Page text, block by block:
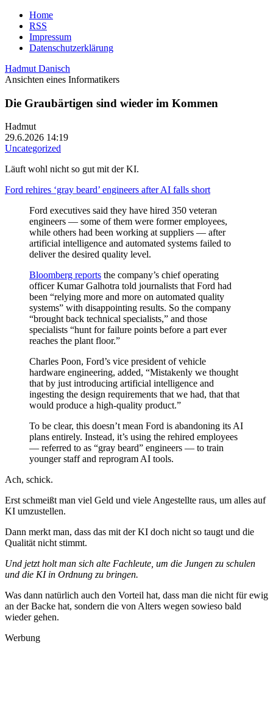
Home
RSS
Impressum
Datenschutzerklärung
Hadmut Danisch
Ansichten eines Informatikers
Die Graubärtigen sind wieder im Kommen
Hadmut
29.6.2026 14:19
Uncategorized
Läuft wohl nicht so gut mit der KI.
Ford rehires ‘gray beard’ engineers after AI falls short
Ford executives said they have hired 350 veteran
engineers — some of them were former employees,
while others had been working at suppliers — after
artificial intelligence and automated systems failed to
deliver the desired quality level.
Bloomberg reports the company’s chief operating
officer Kumar Galhotra told journalists that Ford had
been “relying more and more on automated quality
systems” with disappointing results. So the company
“brought back technical specialists,” and those
specialists “hunt for failure points before a part ever
reaches the plant floor.”
Charles Poon, Ford’s vice president of vehicle
hardware engineering, added, “Mistakenly we thought
that by just introducing artificial intelligence and
ingesting the design requirements that we had, that that
would produce a high-quality product.”
To be clear, this doesn’t mean Ford is abandoning its AI
plans entirely. Instead, it’s using the rehired employees
— referred to as “gray beard” engineers — to train
younger staff and reprogram AI tools.
Ach, schick.
Erst schmeißt man viel Geld und viele Angestellte raus, um alles auf
KI umzustellen.
Dann merkt man, dass das mit der KI doch nicht so taugt und die
Qualität nicht stimmt.
Und jetzt holt man sich alte Fachleute, um die Jungen zu schulen
und die KI in Ordnung zu bringen.
Was dann natürlich auch den Vorteil hat, dass man die nicht für ewig
an der Backe hat, sondern die von Alters wegen sowieso bald
wieder gehen.
Werbung